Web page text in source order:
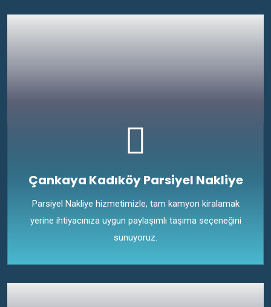
Çankaya Kadıköy Parsiyel Nakliye
Parsiyel Nakliye hizmetimizle, tam kamyon kiralamak
yerine ihtiyacınıza uygun paylaşımlı taşıma seçeneğini
sunuyoruz.